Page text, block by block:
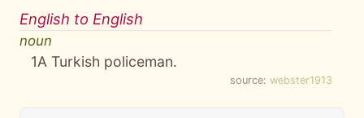
English to English
noun
1A Turkish policeman.
source: webster1913